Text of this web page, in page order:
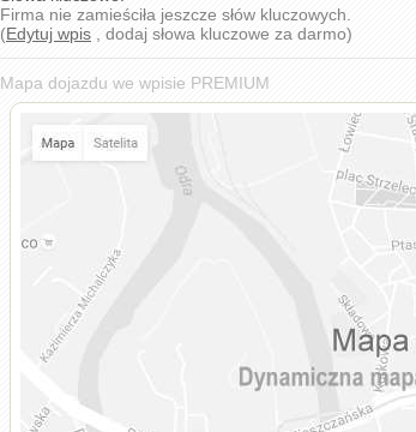
Firma nie zamieściła jeszcze słów kluczowych.
(Edytuj wpis , dodaj słowa kluczowe za darmo)
Mapa dojazdu we wpisie PREMIUM